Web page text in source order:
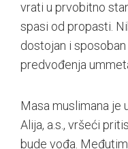
vrati u prvobitno
spasi od propasti.
dostojan i
predvođenja
Masa muslimana je
Alija, a.s., vršeći
bude vođa.